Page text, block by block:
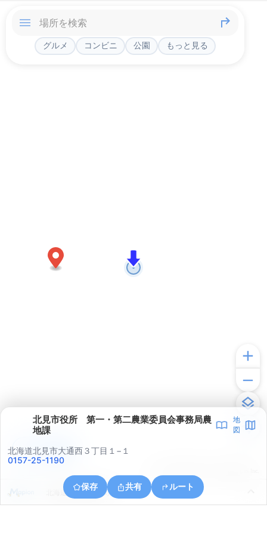
グルメ コンビニ 公園 もっと見る
北見市役所 第一・第二農業委員会事務局農
地課
地
図
北海道北見市大通西３丁目１−１
0157-25-1190
保存 共有 ルート
北海道北見市清月町
アプリで見る